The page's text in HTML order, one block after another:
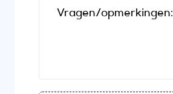
Vragen/opmerkingen: